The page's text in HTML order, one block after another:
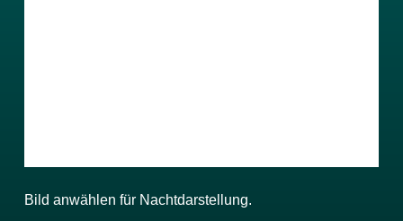
Bild anwählen für Nachtdarstellung.